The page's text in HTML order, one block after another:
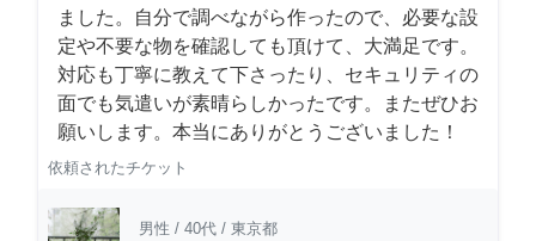
ました。自分で調べながら作ったので、必要な設
定や不要な物を確認しても頂けて、大満足です。
対応も丁寧に教えて下さったり、セキュリティの
面でも気遣いが素晴らしかったです。またぜひお
願いします。本当にありがとうございました！
依頼されたチケット
男性 / 40代 / 東京都